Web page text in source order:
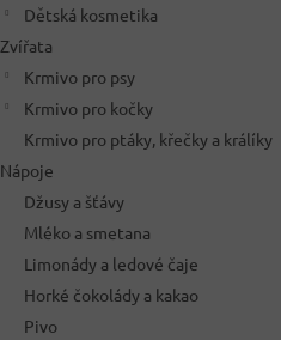
Dětská kosmetika
Zvířata
Krmivo pro psy
Krmivo pro kočky
Krmivo pro ptáky, křečky a králíky
Nápoje
Džusy a šťávy
Mléko a smetana
Limonády a ledové čaje
Horké čokolády a kakao
Pivo